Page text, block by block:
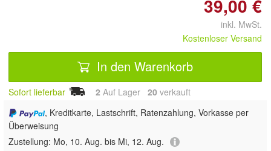
39,00 €
inkl. MwSt.
Kostenloser Versand
In den Warenkorb
Sofort lieferbar 2 Auf Lager 20 verkauft
, Kreditkarte, Lastschrift, Ratenzahlung, Vorkasse per
Überweisung
Zustellung: Mo, 10. Aug. bis Mi, 12. Aug.